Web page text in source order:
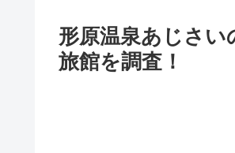
形原温泉あじさい
旅館を調査！